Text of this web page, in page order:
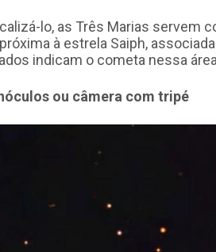
lo, as Três Marias servem
à estrela Saiph,
indicam o cometa nessa
ou câmera com tripé